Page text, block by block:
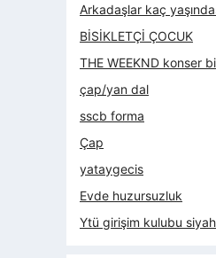
Arkadaşlar kaç
BİSİKLETÇİ ÇOCUK
THE WEEKND konser
çap/yan dal
sscb forma
Çap
yataygecis
Evde huzursuzluk
Ytü girişim kulubu siyah